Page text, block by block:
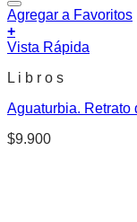
Agregar a Favoritos
+
Vista Rápida
L i b r o s
Aguaturbia. Retrato
$9.900